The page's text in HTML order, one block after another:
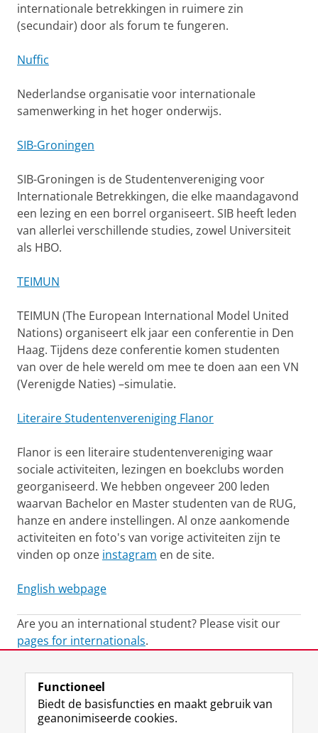
internationale betrekkingen in ruimere zin
(secundair) door als forum te fungeren.
Nuffic
Nederlandse organisatie voor internationale
samenwerking in het hoger onderwijs.
SIB-Groningen
SIB-Groningen is de Studentenvereniging voor
Internationale Betrekkingen, die elke maandagavond
een lezing en een borrel organiseert. SIB heeft leden
van allerlei verschillende studies, zowel Universiteit
als HBO.
TEIMUN
TEIMUN (The European International Model United
Nations) organiseert elk jaar een conferentie in Den
Haag. Tijdens deze conferentie komen studenten
van over de hele wereld om mee te doen aan een VN
(Verenigde Naties) –simulatie.
Literaire Studentenvereniging Flanor
Flanor is een literaire studentenvereniging waar
sociale activiteiten, lezingen en boekclubs worden
georganiseerd. We hebben ongeveer 200 leden
waarvan Bachelor en Master studenten van de RUG,
hanze en andere instellingen. Al onze aankomende
activiteiten en foto's van vorige activiteiten zijn te
vinden op onze instagram en de site.
English webpage
Are you an international student? Please visit our
pages for internationals.
Laatst gewijzigd: 18 december 2025 15:15
Functioneel
Biedt de basisfuncties en maakt gebruik van
geanonimiseerde cookies.